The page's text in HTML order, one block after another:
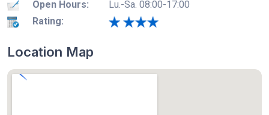
Open Hours:
Lu.-Sa. 08:00-17:00
Rating:
Location Map